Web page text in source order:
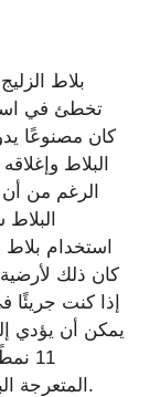
بلاط
تخطئ في
كان مصنوعًا
البلاط
الرغم من
استخدام
كان ذلك
إذا كنت جريئًا
يمكن أن يؤدي
11
المتعرجة البسيطة وحتى الأنماط المنقوشة المذهلة.